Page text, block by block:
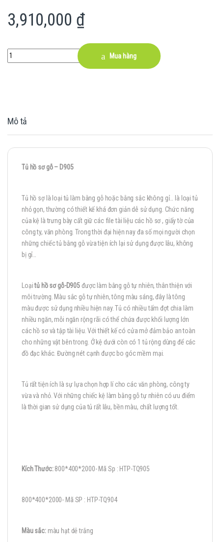
3,910,000 ₫
Quantity Mua hàng
Mô tả
Tủ hồ sơ gỗ – D905
Tủ hồ sợ là loại tủ làm bằng gỗ hoặc bằng sắc không gỉ… là loại tủ
nhỏ gọn, thường có thiết kế khá đơn giản dễ sử dụng. Chức năng
của kệ là trưng bày cất giữ các file tài liệu các hồ sơ , giấy tờ của
công ty, văn phòng. Trong thời đại hiện nay đa số mọi người chọn
những chiếc tủ bằng gỗ vừa tiện ích lại sử dụng được lâu, không
bị gỉ…
Loạitủ hồ sơ gỗ-D905được làm bằng gỗ tự nhiên, thân thiện với
môi trường. Màu sắc gỗ tự nhiên, tông màu sáng, đây là tông
màu được sử dụng nhiều hiện nay. Tủ có nhiều tấm đợt chia làm
nhiều ngăn, mỗi ngăn rộng rãi có thể chứa được khối lượng lớn
các hồ sơ và tập tài liệu. Với thiết kế có cửa mở đảm bảo an toàn
cho những vật bên trong. Ở kệ dưới còn có 1 tủ rộng dùng để các
đồ đạc khác. Đường nét cạnh được bo góc mềm mại.
Tủ rất tiện ích là sự lựa chọn hợp lí cho các văn phòng, công ty
vừa và nhỏ. Với những chiếc kệ làm bằng gỗ tự nhiên có ưu điểm
là thời gian sử dụng của tủ rất lâu, bền màu, chất lượng tốt.
Kích Thước:800*400*2000- Mã Sp : HTP-TQ905
800*400*2000- Mã SP : HTP-TQ904
Màu sắc:màu hạt dẻ trắng